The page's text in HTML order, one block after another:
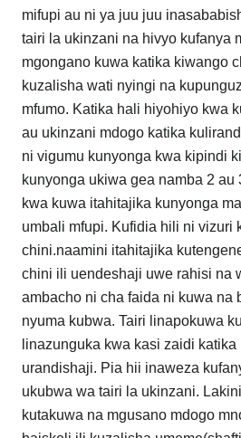
mifupi au ni ya juu juu
tairi la ukinzani na hivyo kufanya
mgongano kuwa katika kiwango
kuzalisha wati nyingi na
mfumo. Katika hali hiyohiyo kwa
au ukinzani mdogo katika
ni vigumu kunyonga kwa kipindi
kunyonga ukiwa gea namba 2 au
kwa kuwa itahitajika kunyonga
umbali mfupi. Kufidia hili ni vizuri
chini.naamini itahitajika
chini ili uendeshaji uwe rahisi na
ambacho ni cha faida ni kuwa na
nyuma kubwa. Tairi linapokuwa
linazunguka kwa kasi zaidi
urandishaji. Pia hii inaweza
ukubwa wa tairi la ukinzani.
kutakuwa na mgusano mdogo